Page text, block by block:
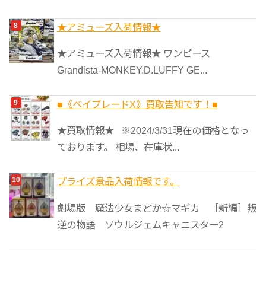
★アミューズ入荷情報★
★アミューズ入荷情報★ ワンピース
Grandista-MONKEY.D.LUFFY GE...
■《ベイブレードX》買取告知です！■
★買取情報★ ※2024/3/31現在の価格となっ
ております。 相場、在庫状...
プライズ景品入荷情報です。
劇場版 魔法少女まどか☆マギカ ［新編］叛
逆の物語 ソウルジェムキャニスター2